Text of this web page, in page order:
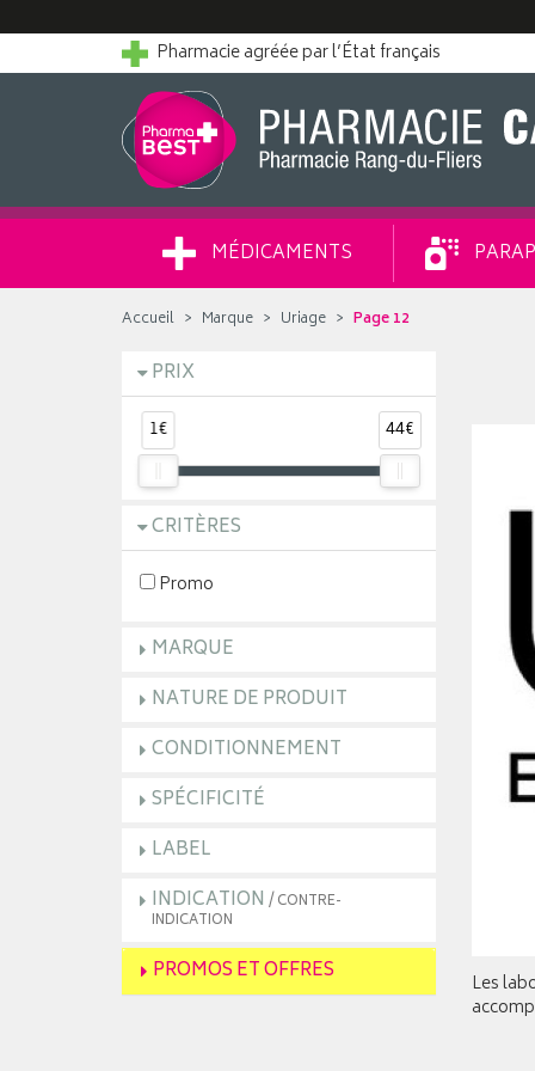
Pharmacie agréée par l’État français
MÉDICAMENTS
Accueil Marque Uriage Page 12
PRIX
1€ 44€
CRITÈRES
Promo
MARQUE
NATURE DE PRODUIT
CONDITIONNEMENT
SPÉCIFICITÉ
LABEL
INDICATION / CONTRE-
INDICATION
PROMOS ET OFFRES
Les